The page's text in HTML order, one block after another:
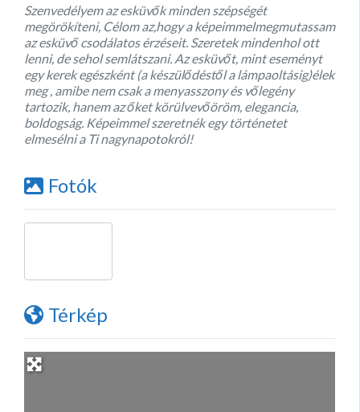
Szenvedélyem az esküvők minden szépségét
megörökíteni, Célom az,hogy a képeimmelmegmutassam
az esküvő csodálatos érzéseit. Szeretek mindenhol ott
lenni, de sehol semlátszani. Az esküvőt, mint eseményt
egy kerek egészként (a készülődéstől a lámpaoltásig)élek
meg , amibe nem csak a menyasszony és vőlegény
tartozik, hanem az őket körülvevőöröm, elegancia,
boldogság. Képeimmel szeretnék egy történetet
elmesélni a Ti nagynapotokról!
Fotók
Térkép